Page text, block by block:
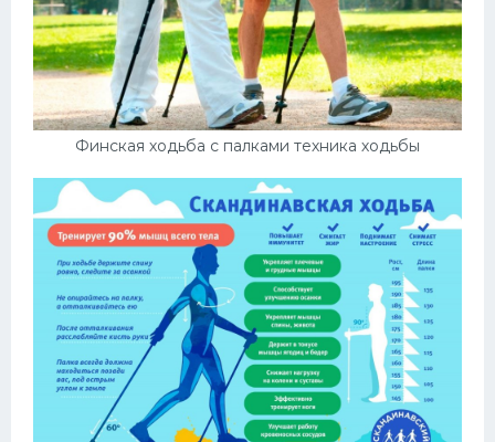
Финская ходьба с палками техника ходьбы